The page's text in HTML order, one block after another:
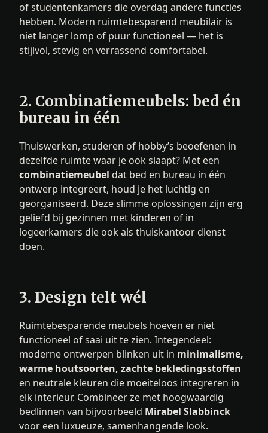
of studentenkamers die overdag andere functies
hebben. Modern ruimtebesparend meubilair is
niet langer lomp of puur functioneel — het is
stijlvol, stevig en verrassend comfortabel.
2. Combinatiemeubels: bed én
bureau in één
Thuiswerken, studeren of hobby’s beoefenen in
dezelfde ruimte waar je ook slaapt? Met een
combinatiemeubel dat bed en bureau in één
ontwerp integreert, houd je het luchtig en
georganiseerd. Deze slimme oplossingen zijn erg
geliefd bij gezinnen met kinderen of in
logeerkamers die ook als thuiskantoor dienst
doen.
3. Design telt wél
Ruimtebesparende meubels hoeven er niet
functioneel of saai uit te zien. Integendeel:
moderne ontwerpen blinken uit in minimalisme,
warme houtsoorten, zachte bekledingsstoffen
en neutrale kleuren die moeiteloos integreren in
elk interieur. Combineer ze met hoogwaardig
bedlinnen van bijvoorbeeld Mirabel Slabbinck
voor een luxueuze, samenhangende look.